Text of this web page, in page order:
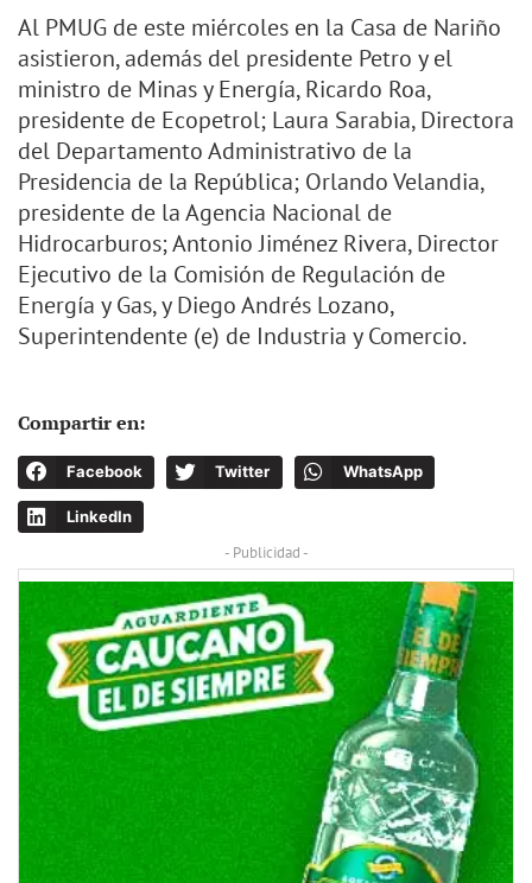
Al PMUG de este miércoles en la Casa de Nariño
asistieron, además del presidente Petro y el
ministro de Minas y Energía, Ricardo Roa,
presidente de Ecopetrol; Laura Sarabia, Directora
del Departamento Administrativo de la
Presidencia de la República; Orlando Velandia,
presidente de la Agencia Nacional de
Hidrocarburos; Antonio Jiménez Rivera, Director
Ejecutivo de la Comisión de Regulación de
Energía y Gas, y Diego Andrés Lozano,
Superintendente (e) de Industria y Comercio.
Compartir en:
Facebook Twitter WhatsApp
LinkedIn
- Publicidad -